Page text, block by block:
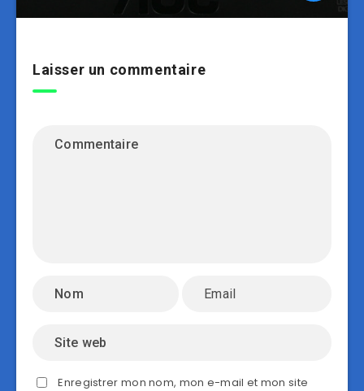
Laisser un commentaire
Enregistrer mon nom, mon e-mail et mon site